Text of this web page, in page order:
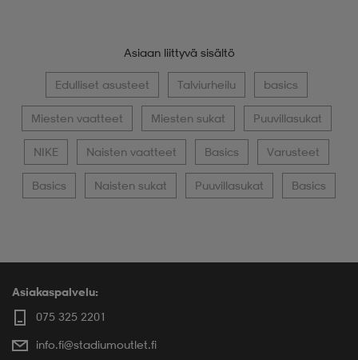
Asiaan liittyvä sisältö
Edulliset asusteet Talviurheilu basics
Miesten vaatteet Miesten sukat Puuvillasukat
NIKE Naisten vaatteet Basics Varusteet
Basics Naisten sukat Puuvillasukat Basics
Asiakaspalvelu:
075 325 2201
info.fi@stadiumoutlet.fi